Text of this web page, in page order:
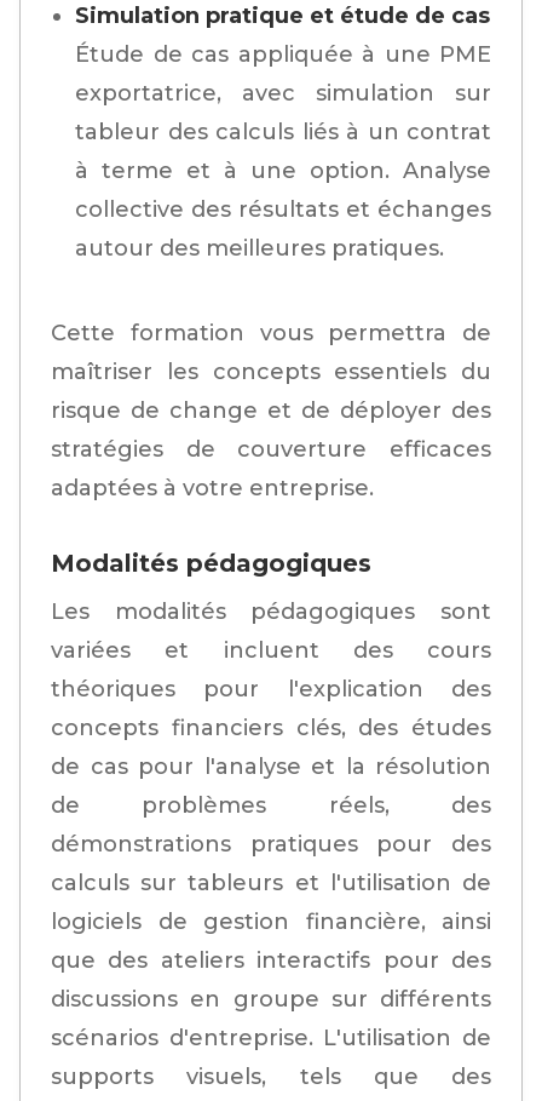
Simulation pratique et étude de cas
Étude de cas appliquée à une PME
exportatrice, avec simulation sur
tableur des calculs liés à un contrat
à terme et à une option. Analyse
collective des résultats et échanges
autour des meilleures pratiques.
Cette formation vous permettra de
maîtriser les concepts essentiels du
risque de change et de déployer des
stratégies de couverture efficaces
adaptées à votre entreprise.
Modalités pédagogiques
Les modalités pédagogiques sont
variées et incluent des cours
théoriques pour l'explication des
concepts financiers clés, des études
de cas pour l'analyse et la résolution
de problèmes réels, des
démonstrations pratiques pour des
calculs sur tableurs et l'utilisation de
logiciels de gestion financière, ainsi
que des ateliers interactifs pour des
discussions en groupe sur différents
scénarios d'entreprise. L'utilisation de
supports visuels, tels que des